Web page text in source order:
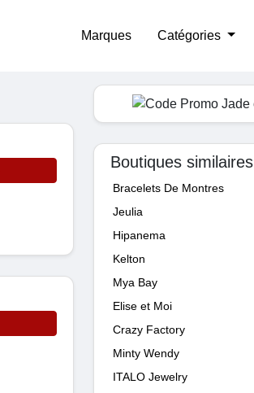
Marques Catégories
Boutiques similaires
Bracelets De Montres
Jeulia
Hipanema
Kelton
Mya Bay
Elise et Moi
Crazy Factory
Minty Wendy
ITALO Jewelry